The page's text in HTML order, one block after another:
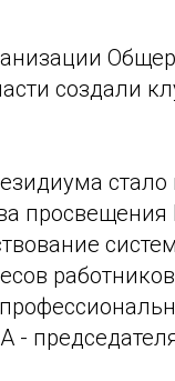
создали
стало
просвещения
-